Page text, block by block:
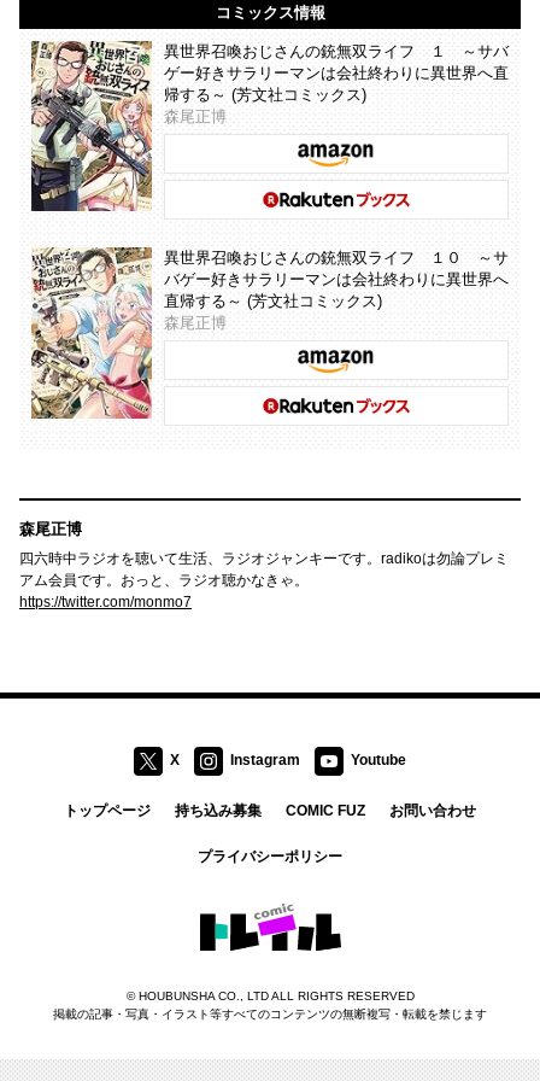
コミックス情報
異世界召喚おじさんの銃無双ライフ １ ～サバ
ゲー好きサラリーマンは会社終わりに異世界へ直
帰する～ (芳文社コミックス)
森尾正博
異世界召喚おじさんの銃無双ライフ １０ ～サ
バゲー好きサラリーマンは会社終わりに異世界へ
直帰する～ (芳文社コミックス)
森尾正博
森尾正博
四六時中ラジオを聴いて生活、ラジオジャンキーです。radikoは勿論プレミ
アム会員です。おっと、ラジオ聴かなきゃ。
https://twitter.com/monmo7
X Instagram Youtube
トップページ 持ち込み募集 COMIC FUZ お問い合わせ
プライバシーポリシー
コミックトレイル
©HOUBUNSHA CO., LTDALL RIGHTS RESERVED
掲載の記事・写真・イラスト等すべてのコンテンツの無断複写・転載を禁じます